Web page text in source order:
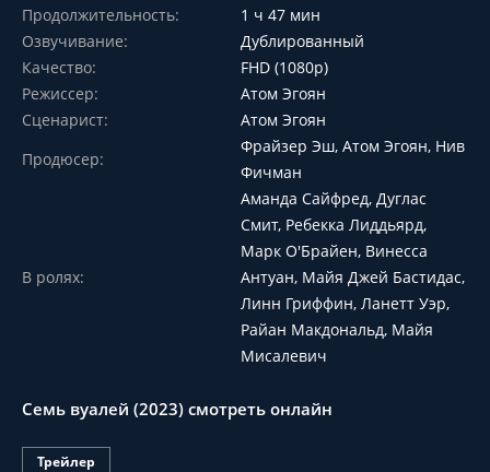
Продолжительность:
1 ч 47 мин
Озвучивание:
Дублированный
Качество:
FHD (1080p)
Режиссер:
Атом Эгоян
Сценарист:
Атом Эгоян
Продюсер:
Фрайзер Эш, Атом Эгоян, Нив
Фичман
В ролях:
Аманда Сайфред, Дуглас
Смит, Ребекка Лиддьярд,
Марк О'Брайен, Винесса
Антуан, Майя Джей Бастидас,
Линн Гриффин, Ланетт Уэр,
Райан Макдональд, Майя
Мисалевич
Семь вуалей (2023) смотреть онлайн
Трейлер